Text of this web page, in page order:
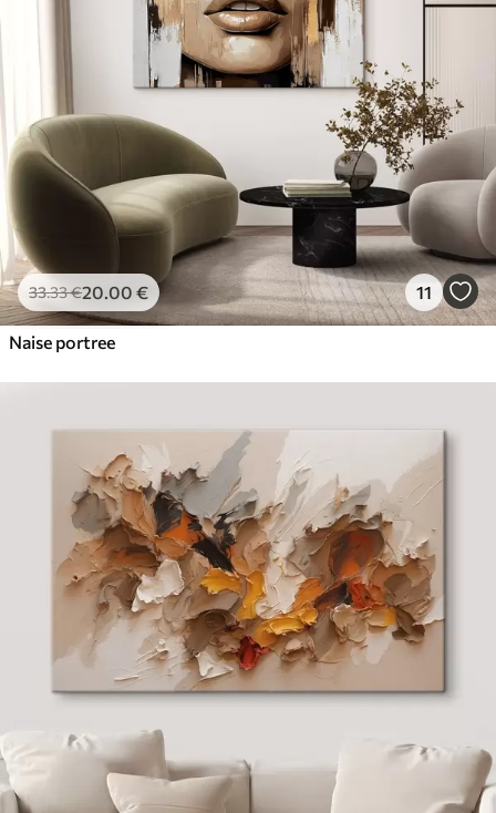
33.33€20.00 € 11
Naise portree